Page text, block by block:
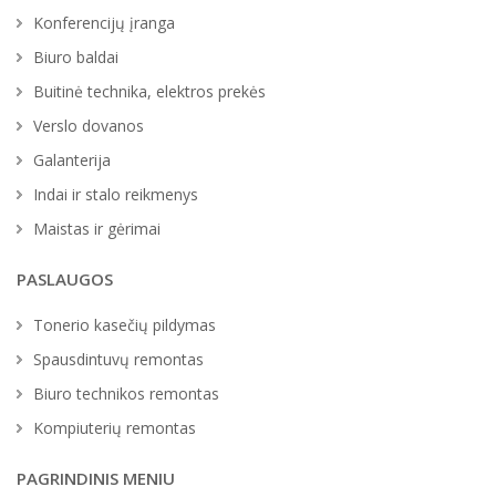
Konferencijų įranga
Biuro baldai
Buitinė technika, elektros prekės
Verslo dovanos
Galanterija
Indai ir stalo reikmenys
Maistas ir gėrimai
PASLAUGOS
Tonerio kasečių pildymas
Spausdintuvų remontas
Biuro technikos remontas
Kompiuterių remontas
PAGRINDINIS MENIU